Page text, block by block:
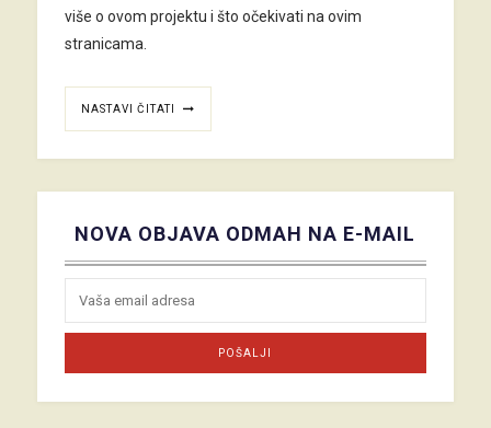
više o ovom projektu i što očekivati na ovim
stranicama.
NASTAVI ČITATI
NOVA OBJAVA ODMAH NA E-MAIL